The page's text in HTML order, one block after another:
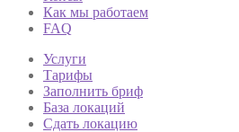
Как мы работаем
FAQ
Услуги
Тарифы
Заполнить бриф
База локаций
Сдать локацию